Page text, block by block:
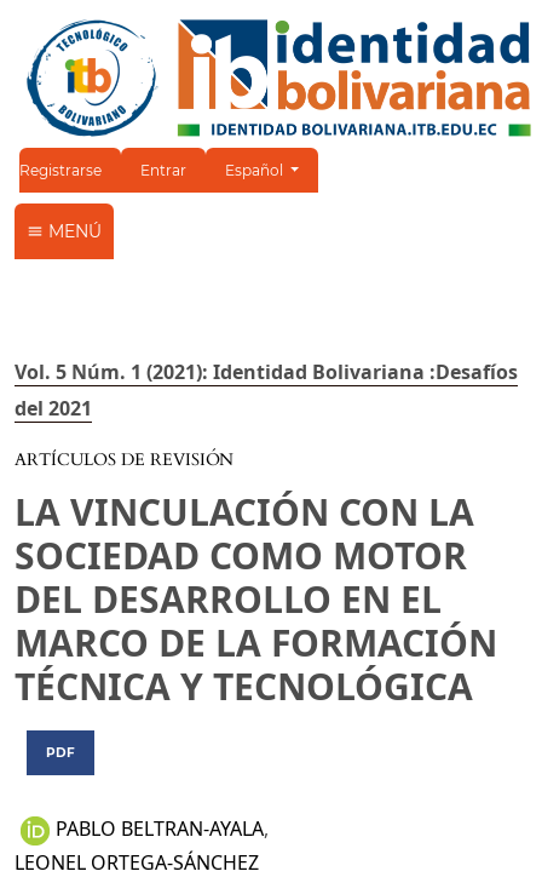
Registrarse Entrar Cambiar el idioma. El idioma actual es:
Español
MENÚ
Vol. 5 Núm. 1 (2021): Identidad Bolivariana :Desafíos
del 2021
ARTÍCULOS DE REVISIÓN
LA VINCULACIÓN CON LA
SOCIEDAD COMO MOTOR
DEL DESARROLLO EN EL
MARCO DE LA FORMACIÓN
TÉCNICA Y TECNOLÓGICA
PDF
PABLO BELTRAN-AYALA,
LEONEL ORTEGA-SÁNCHEZ